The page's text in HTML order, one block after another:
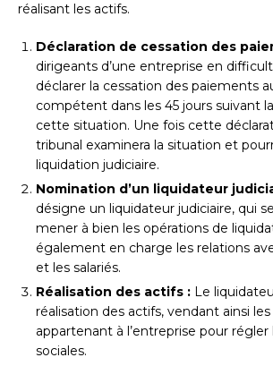
réalisant les actifs.
Déclaration de cessation des
dirigeants d’une entreprise en
déclarer la cessation des paiements
compétent dans les 45 jours suivant
cette situation. Une fois cette
tribunal examinera la situation et
liquidation judiciaire.
Nomination d’un liquidateur
désigne un liquidateur judiciaire, qui
mener à bien les opérations de
également en charge les relations
et les salariés.
Réalisation des actifs : Le
réalisation des actifs, vendant ainsi
appartenant à l’entreprise pour
sociales.